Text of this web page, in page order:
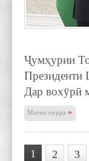
Ҷумҳурии
Президенти
Дар вохӯрӣ
Матни пурра»
1 2 3